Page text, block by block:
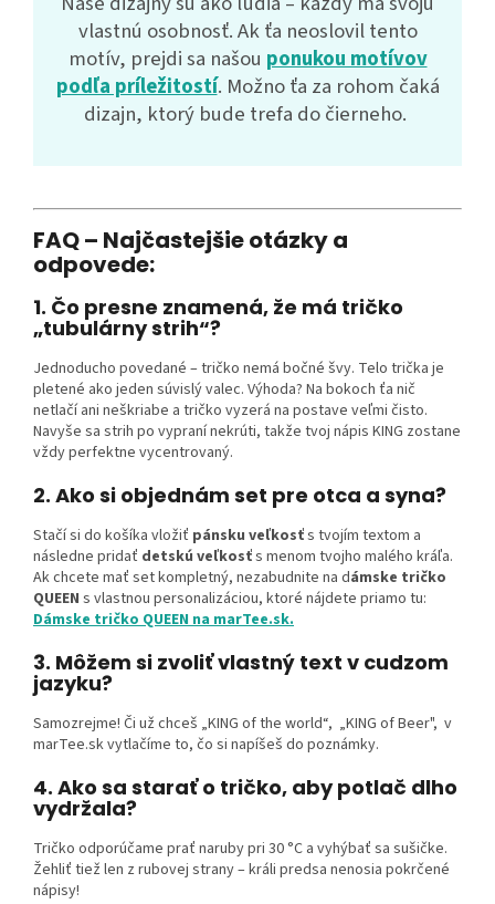
vlastnú osobnosť. Ak ťa neoslovil tento
motív, prejdi sa našou ponukou motívov
podľa príležitostí. Možno ťa za rohom čaká
dizajn, ktorý bude trefa do čierneho.
FAQ – Najčastejšie otázky a
odpovede:
1. Čo presne znamená, že má tričko
„tubulárny strih“?
Jednoducho povedané – tričko nemá bočné švy. Telo trička je
pletené ako jeden súvislý valec. Výhoda? Na bokoch ťa nič
netlačí ani neškriabe a tričko vyzerá na postave veľmi čisto.
Navyše sa strih po vypraní nekrúti, takže tvoj nápis KING zostane
vždy perfektne vycentrovaný.
2. Ako si objednám set pre otca a syna?
Stačí si do košíka vložiť pánsku veľkosťs tvojím textom a
následne pridať detskú veľkosťs menom tvojho malého kráľa.
Ak chcete mať set kompletný, nezabudnite na dámske tričko
QUEEN s vlastnou personalizáciou, ktoré nájdete priamo tu:
Dámske tričko QUEEN na marTee.sk.
3. Môžem si zvoliť vlastný text v cudzom
jazyku?
Samozrejme! Či už chceš „KING of the world“, „KING of Beer", v
marTee.sk vytlačíme to, čo si napíšeš do poznámky.
4. Ako sa starať o tričko, aby potlač dlho
vydržala?
Tričko odporúčame prať naruby pri 30 °C a vyhýbať sa sušičke.
Žehliť tiež len z rubovej strany – králi predsa nenosia pokrčené
nápisy!